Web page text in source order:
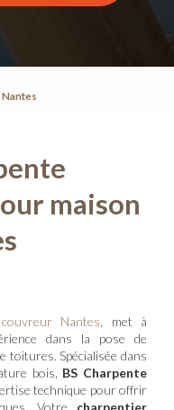
maison
Nantes , met à
dans la pose de
toitures. Spécialisée dans
bois, BS Charpente
technique pour offrir
Votre charpentier